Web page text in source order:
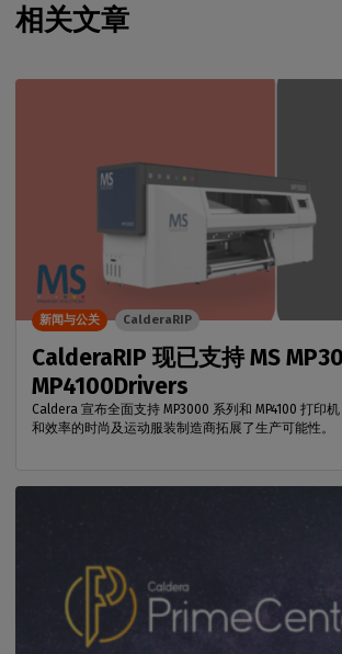
相关文章
CalderaRIP 现已支持 MS
MP4100Drivers
Caldera 宣布全面支持 MP3000 系列和 MP4100 打印
和效率的时尚及运动服装制造商拓展了生产可能性。
新闻与公关 CalderaRIP